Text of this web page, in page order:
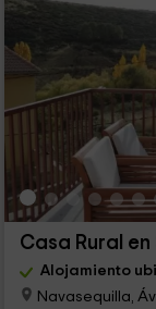
Casa Rural
Alojamiento
Navasequilla,